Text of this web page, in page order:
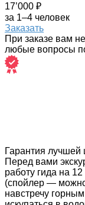
17’000 ₽
за 1–4 человек
Заказать
При заказе вам
любые вопросы
Гарантия лучшей
Перед вами
работу гида на
(спойлер — можно
навстречу